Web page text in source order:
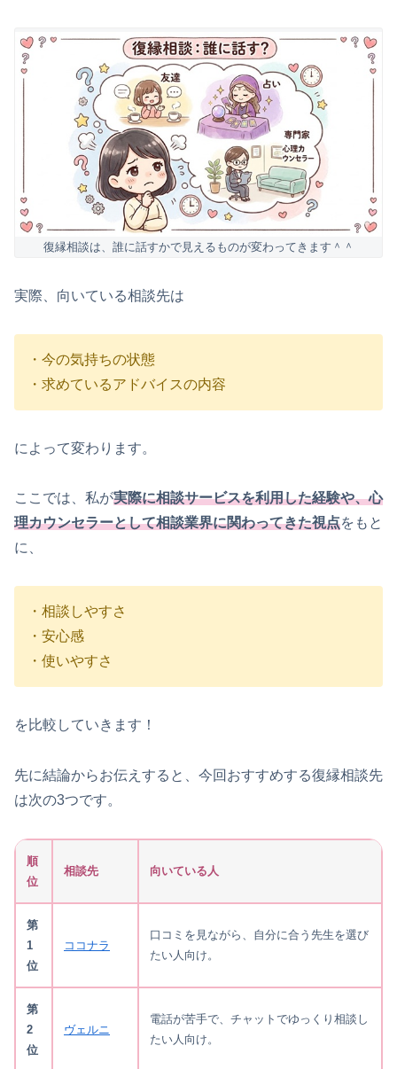
感情を整理しながら冷静に相談しやすい
採用が丁寧で、相談員の質にも安心感がある
ただし、チャット相談がないのは少し惜しい
初回無料分は最大2,000円分
恋愛相談METHODはこんな人におすすめ
まとめ｜復縁相談は「今の自分に合う場所」を選ぶこ
とが大切
復縁相談は、誰に話すかで見えるものが変わってきます＾＾
実際、向いている相談先は
・今の気持ちの状態
・求めているアドバイスの内容
によって変わります。
ここでは、私が実際に相談サービスを利用した経験や、心
理カウンセラーとして相談業界に関わってきた視点をもと
に、
・相談しやすさ
・安心感
・使いやすさ
を比較していきます！
先に結論からお伝えすると、今回おすすめする復縁相談先
は次の3つです。
順
位
相談先 向いている人
第
1
位
ココナラ
口コミを見ながら、自分に合う先生を選び
たい人向け。
第
2
位
ヴェルニ
電話が苦手で、チャットでゆっくり相談し
たい人向け。